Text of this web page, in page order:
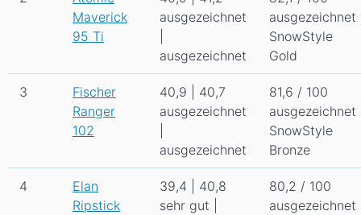
Maverick
95 Ti
ausgezeichnet
ausgezeichnet
ausgezeichnet
SnowStyle
Gold
3
Fischer
Ranger
102
40,9 | 40,7
ausgezeichnet
ausgezeichnet
81,6 / 100
ausgezeichnet
SnowStyle
Bronze
4
Elan
Ripstick
39,4 | 40,8
sehr gut |
80,2 / 100
ausgezeichnet